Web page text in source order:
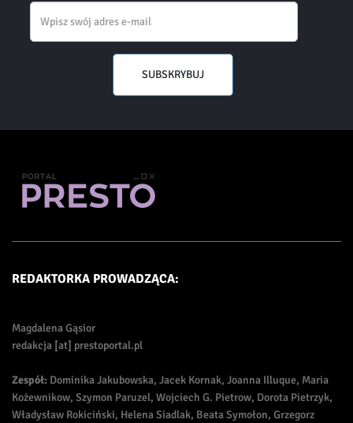
SUBSKRYBUJ
REDAKTORKA PROWADZĄCA:
Magdalena Gąsior
redakcja [at] prestoportal.pl
Zespół: Dominika Jakubowska, Jacek Kornak, Joanna Illuque, Maria
Kożewnikow, Szymon Paruzel, Wojciech G. Pietrow, Dorota Pietrzyk,
Władysław Rokiciński, Helena Siadlak, Beata Symołon, Grzegorz